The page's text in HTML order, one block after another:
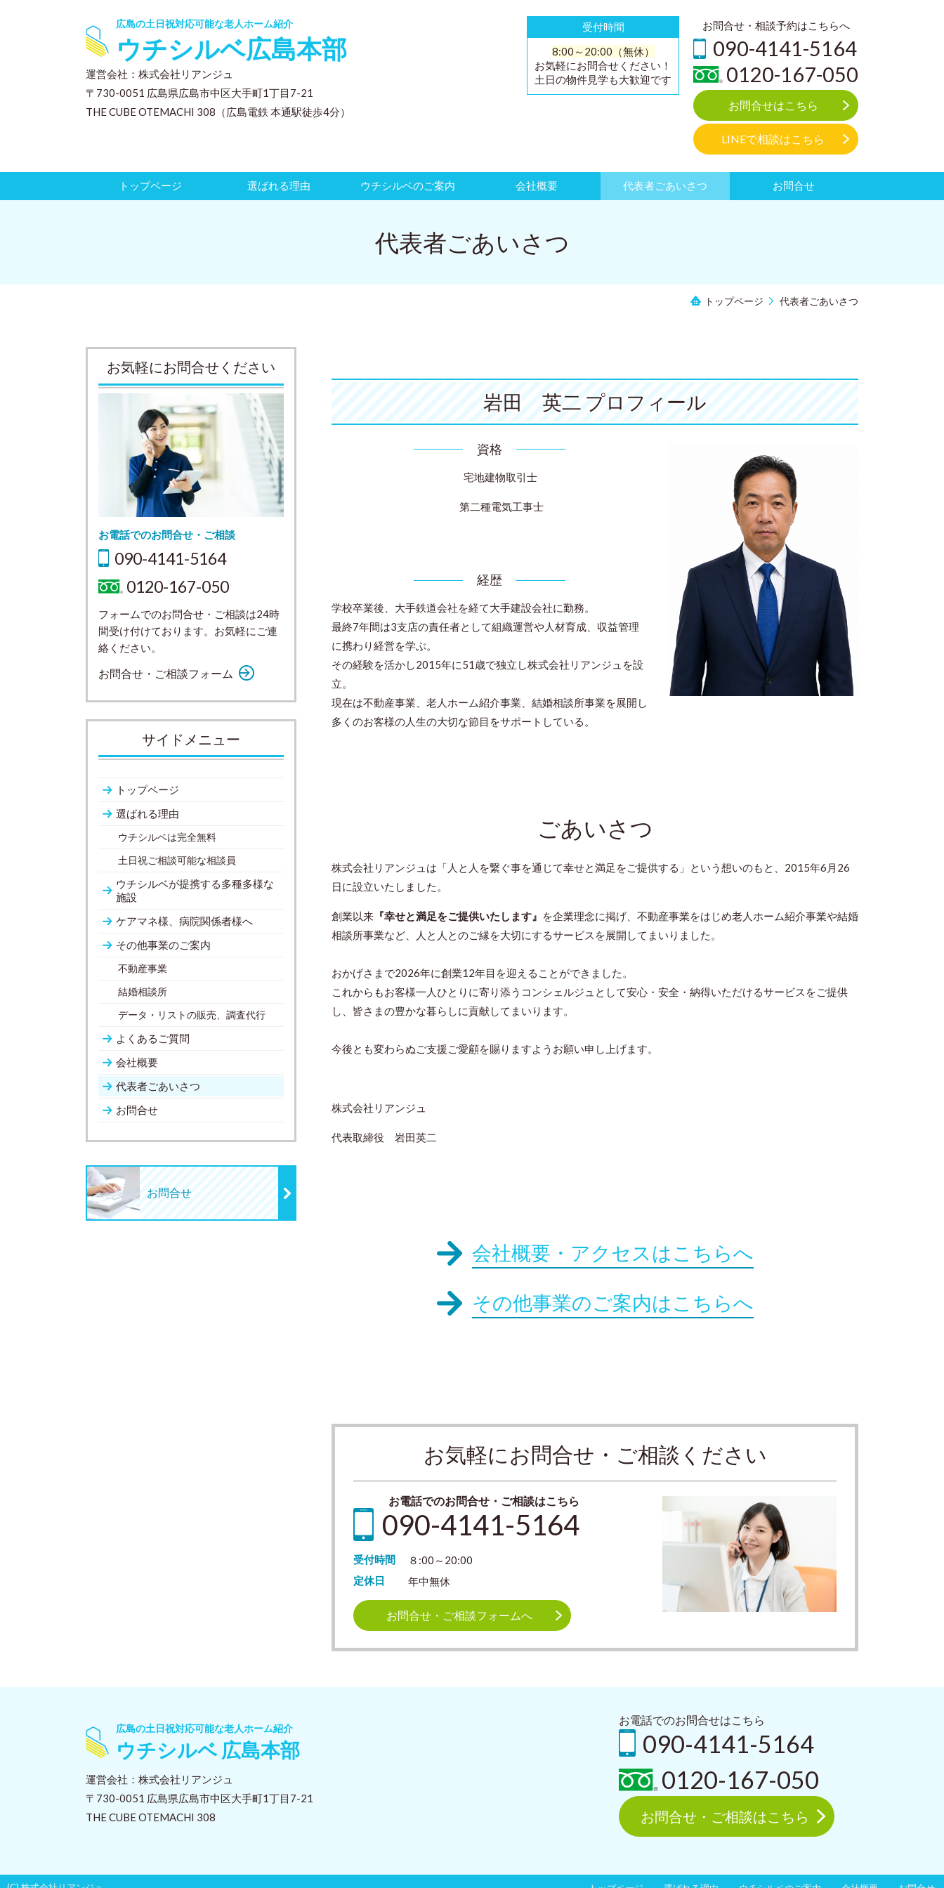
広島の土日祝対応可能な老人ホーム紹介
ウチシルベ広島本部
運営会社：株式会社リアンジュ
〒730-0051 広島県広島市中区大手町1丁目7-21
THE CUBE OTEMACHI 308（広島電鉄 本通駅徒歩4分）
受付時間
8:00～20:00（無休）
お気軽にお問合せください！
土日の物件見学も大歓迎です
お問合せ・相談予約はこちらへ
090-4141-5164
0120-167-050
お問合せはこちら
LINEで相談はこちら
トップページ 選ばれる理由 ウチシルベのご案内 会社概要 代表者ごあいさつ お問合せ
代表者ごあいさつ
トップページ 代表者ごあいさつ
岩田 英二 プロフィール
資格
宅地建物取引士
第二種電気工事士
経歴
学校卒業後、大手鉄道会社を経て大手建設会社に勤務。
最終7年間は3支店の責任者として組織運営や人材育成、収益管理
に携わり経営を学ぶ。
その経験を活かし2015年に51歳で独立し株式会社リアンジュを設
立。
現在は不動産事業、老人ホーム紹介事業、結婚相談所事業を展開し
多くのお客様の人生の大切な節目をサポートしている。
ごあいさつ
株式会社リアンジュは「人と人を繋ぐ事を通じて幸せと満足をご提供する」という想いのもと、2015年6月26
日に設立いたしました。
創業以来 『幸せと満足をご提供いたします』 を企業理念に掲げ、不動産事業をはじめ老人ホーム紹介事業や結婚
相談所事業など、人と人とのご縁を大切にするサービスを展開してまいりました。
おかげさまで2026年に創業12年目を迎えることができました。
これからもお客様一人ひとりに寄り添うコンシェルジュとして安心・安全・納得いただけるサービスをご提供
し、皆さまの豊かな暮らしに貢献してまいります。
今後とも変わらぬご支援ご愛顧を賜りますようお願い申し上げます。
株式会社リアンジュ
代表取締役 岩田英二
会社概要・アクセスはこちらへ
その他事業のご案内はこちらへ
お気軽にお問合せ・ご相談ください
お電話でのお問合せ・ご相談はこちら
090-4141-5164
受付時間
８:00～20:00
定休日
年中無休
お問合せ・ご相談フォームへ
お気軽にお問合せください
お電話でのお問合せ・ご相談
090-4141-5164
0120-167-050
フォームでのお問合せ・ご相談は24時
間受け付けております。お気軽にご連
絡ください。
お問合せ・ご相談フォーム
サイドメニュー
トップページ
選ばれる理由
ウチシルベは完全無料
土日祝ご相談可能な相談員
ウチシルベが提携する多種多様な
施設
ケアマネ様、病院関係者様へ
その他事業のご案内
不動産事業
結婚相談所
データ・リストの販売、調査代行
よくあるご質問
会社概要
代表者ごあいさつ
お問合せ
お問合せ
広島の土日祝対応可能な老人ホーム紹介
ウチシルベ 広島本部
運営会社：株式会社リアンジュ
〒730-0051 広島県広島市中区大手町1丁目7-21
THE CUBE OTEMACHI 308
お電話でのお問合せはこちら
090-4141-5164
0120-167-050
お問合せ・ご相談はこちら